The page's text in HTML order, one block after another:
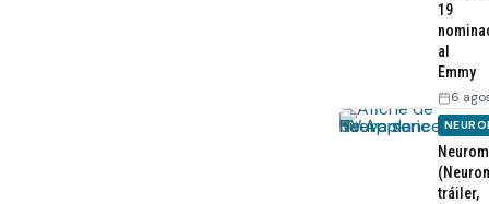
19
al
Emmy
6
tráiler,